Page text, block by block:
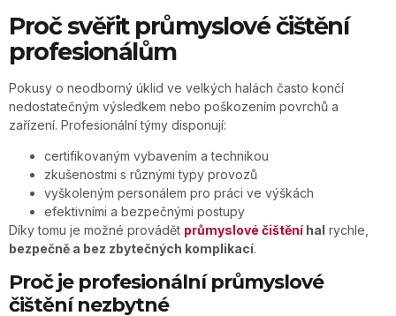
Proč svěřit průmyslové čištění
profesionálům
Pokusy o neodborný úklid ve velkých halách často končí
nedostatečným výsledkem nebo poškozením povrchů a
zařízení. Profesionální týmy disponují:
certifikovaným vybavením a technikou
zkušenostmi s různými typy provozů
vyškoleným personálem pro práci ve výškách
efektivními a bezpečnými postupy
Díky tomu je možné provádět průmyslové čištění hal rychle,
bezpečně a bez zbytečných komplikací.
Proč je profesionální průmyslové
čištění nezbytné